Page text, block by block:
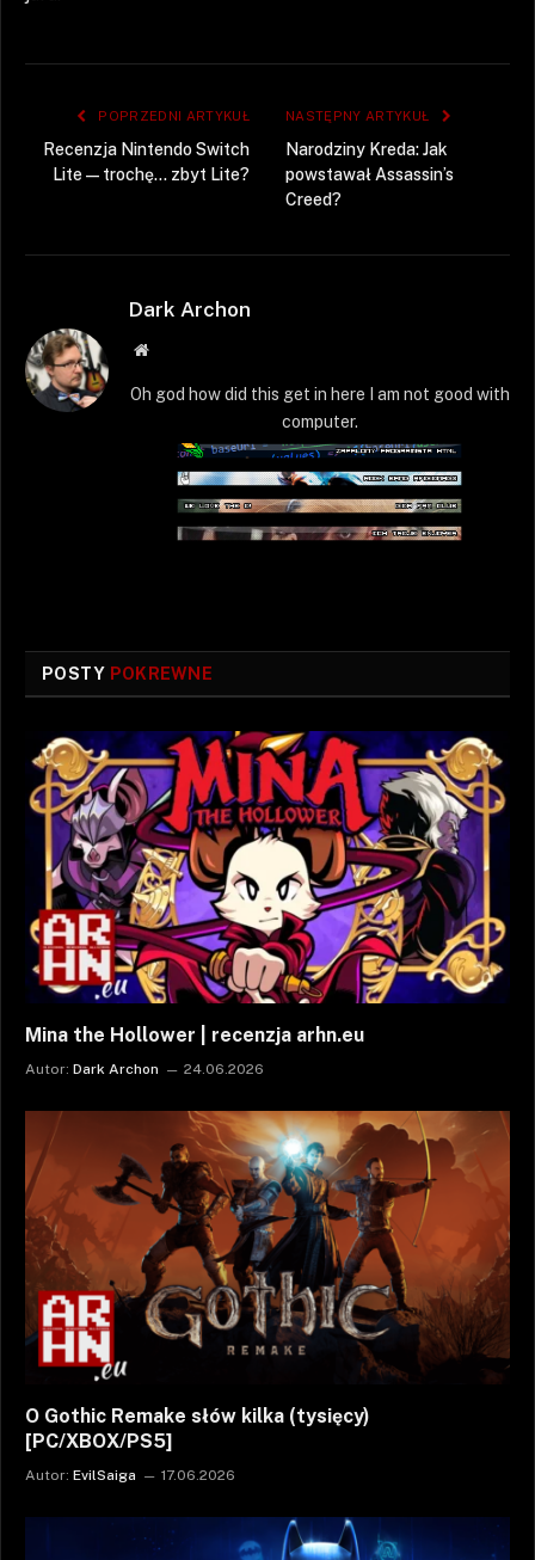
POPRZEDNI ARTYKUŁ
Recenzja Nintendo Switch
Lite — trochę… zbyt Lite?
NASTĘPNY ARTYKUŁ
Narodziny Kreda: Jak
powstawał Assassin’s
Creed?
Dark Archon
Strona
Oh god how did this get in here I am not good with
computer.
POSTY POKREWNE
Mina the Hollower | recenzja arhn.eu
Autor: Dark Archon 24.06.2026
O Gothic Remake słów kilka (tysięcy)
[PC/XBOX/PS5]
Autor: EvilSaiga 17.06.2026